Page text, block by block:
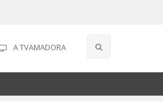
A TVAMADORA